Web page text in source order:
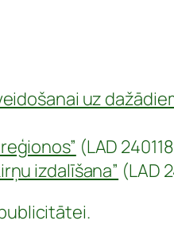
uz
(LAD
izdalīšana” (LAD